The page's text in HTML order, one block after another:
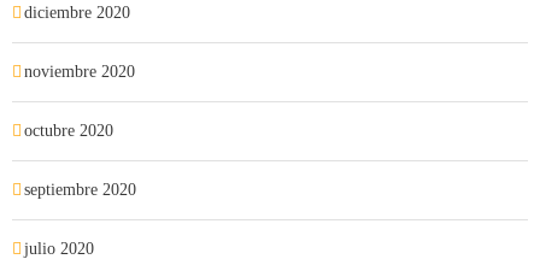
diciembre 2020
noviembre 2020
octubre 2020
septiembre 2020
julio 2020